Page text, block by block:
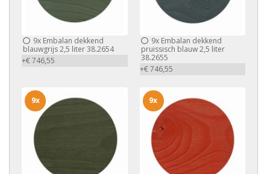
9x Embalan dekkend
blauwgrijs 2,5 liter 38.2654
+€ 746,55
9xEmbalan dekkend
pruissisch blauw 2,5 liter
38.2655
+€ 746,55
9x 9x